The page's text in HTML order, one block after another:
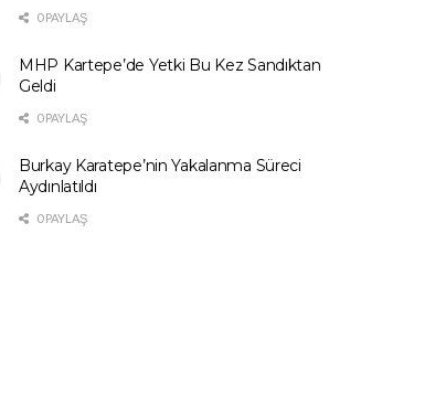
0 PAYLAŞ
MHP Kartepe’de Yetki Bu Kez Sandıktan
Geldi
0 PAYLAŞ
Burkay Karatepe’nin Yakalanma Süreci
Aydınlatıldı
0 PAYLAŞ